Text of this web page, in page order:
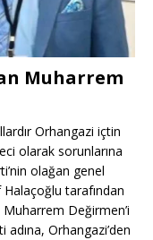
Muharrem
Orhangazi içtin
olarak sorunlarına
olağan genel
tarafından
Muharrem Değirmen’i
Orhangazi’den